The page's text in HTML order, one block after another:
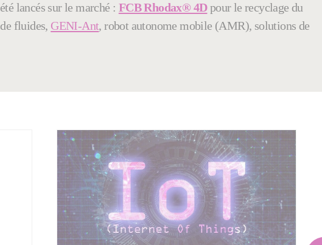
lancés sur le marché : FCB Rhodax® 4Dpour le recyclage du
fluides, GENI-Ant, robot autonome mobile (AMR), solutions de